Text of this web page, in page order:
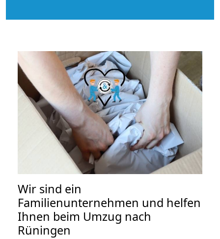
Wir sind ein
Familienunternehmen und helfen
Ihnen beim Umzug nach
Rüningen